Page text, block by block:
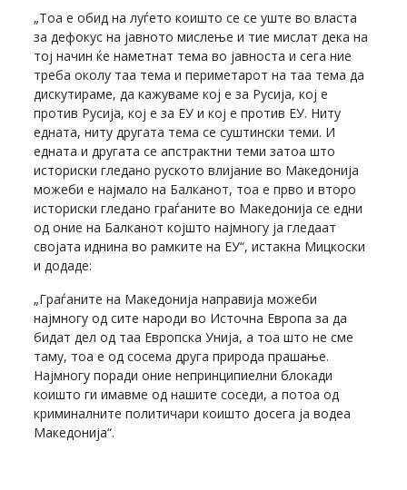
„Тоа е обид на луѓето коишто се се уште во власта
за дефокус на јавното мислење и тие мислат дека на
тој начин ќе наметнат тема во јавноста и сега ние
треба околу таа тема и периметарот на таа тема да
дискутираме, да кажуваме кој е за Русија, кој е
против Русија, кој е за ЕУ и кој е против ЕУ. Ниту
едната, ниту другата тема се суштински теми. И
едната и другата се апстрактни теми затоа што
историски гледано руското влијание во Македонија
можеби е најмало на Балканот, тоа е прво и второ
историски гледано граѓаните во Македонија се едни
од оние на Балканот којшто најмногу ја гледаат
својата иднина во рамките на ЕУ“, истакна Мицкоски
и додаде:
„Граѓаните на Македонија направија можеби
најмногу од сите народи во Источна Европа за да
бидат дел од таа Европска Унија, а тоа што не сме
таму, тоа е од сосема друга природа прашање.
Најмногу поради оние непринципиелни блокади
коишто ги имавме од нашите соседи, а потоа од
криминалните политичари коишто досега ја водеа
Македонија“.